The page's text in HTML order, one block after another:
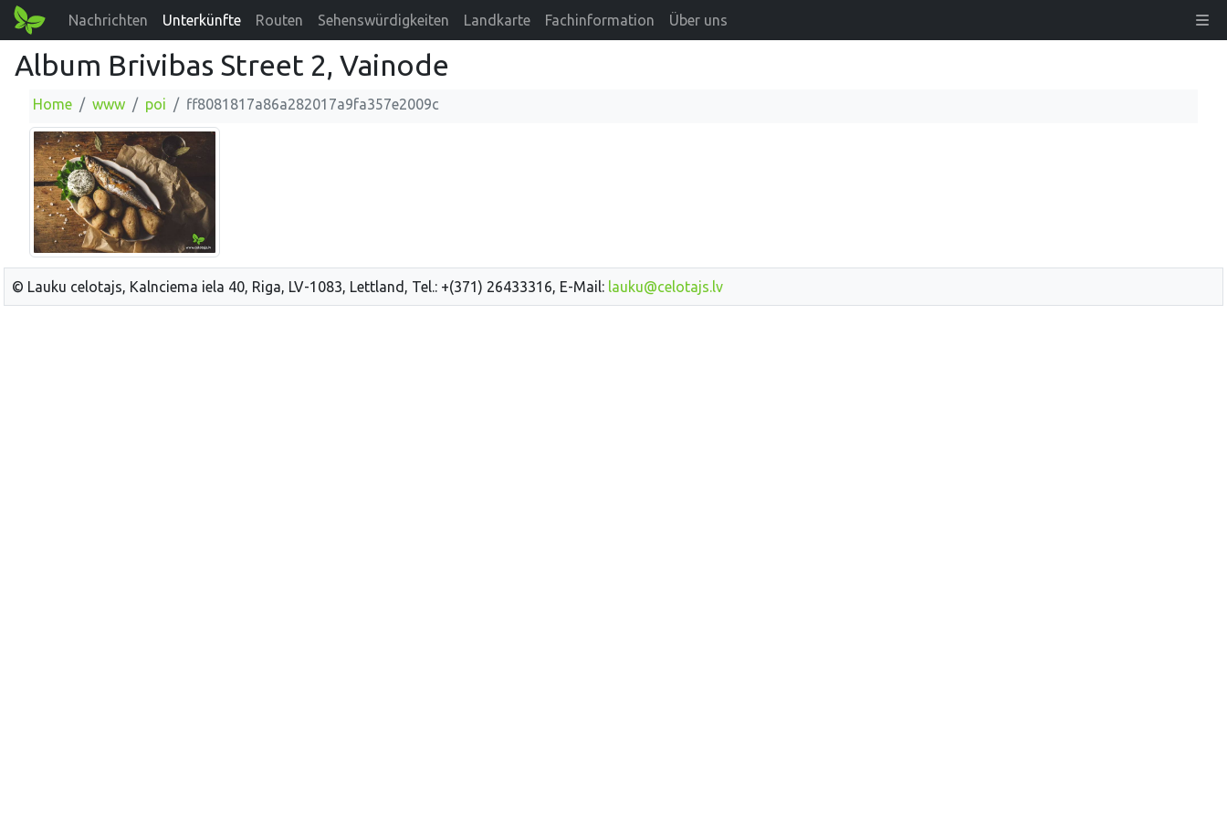
Nachrichten Unterkünfte Routen Sehenswürdigkeiten Landkarte Fachinformation Über uns
Album Brivibas Street 2, Vainode
Home www poi ff8081817a86a282017a9fa357e2009c
© Lauku celotajs, Kalnciema iela 40, Riga, LV-1083, Lettland, Tel.: +(371) 26433316, E-Mail: lauku@celotajs.lv